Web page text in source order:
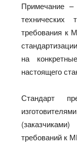
Примечание –
технических
требования к
на
настоящего
Стандарт
требований к